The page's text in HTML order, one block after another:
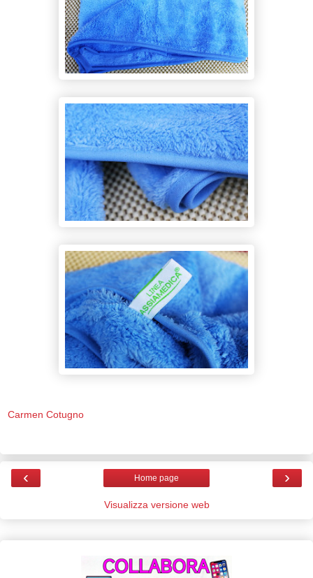
Carmen Cotugno
‹ ›
Home page
Visualizza versione web